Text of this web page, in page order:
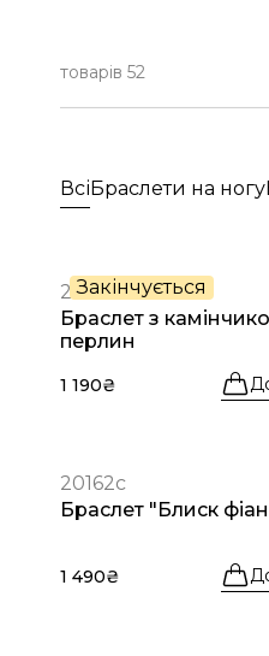
товарів 52
ВсіБраслети на ногу
Закінчується
20169с
Браслет з
перлин
1 190₴
20162с
Браслет "Блиск
1 490₴